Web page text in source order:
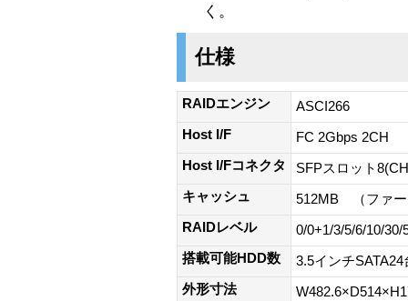
く。
仕様
RAIDエンジン
ASCI266
Host I/F
FC 2Gbps 2CH
Host I/Fコネクタ
SFPスロット
キャッシュ
512MB （ファー
RAIDレベル
0/0+1/3/5/6/10/
搭載可能HDD数
3.5インチSATA24
外形寸法